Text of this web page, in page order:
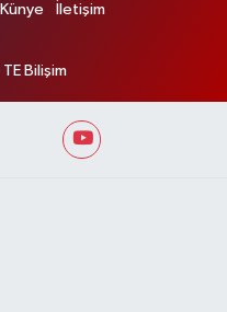
Künye İletişim
TE Bilişim